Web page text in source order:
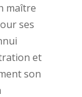
maître
ses
et
son